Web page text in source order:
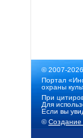
© 2007-
Портал
охраны
При
Для
Если вы
©Создание